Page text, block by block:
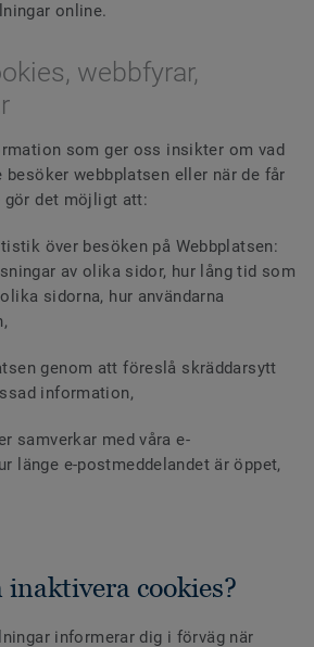
online.
webbfyrar,
som ger oss insikter om vad
besöker webbplatsen eller när de får
gör det möjligt att:
över besöken på Webbplatsen:
av olika sidor, hur lång tid som
sidorna, hur användarna
genom att föreslå skräddarsytt
information,
samverkar med våra e-
länge e-postmeddelandet är öppet,
cookies?
informerar dig i förväg när